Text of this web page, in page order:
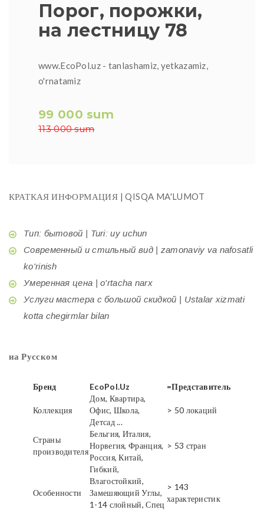
Порог, порожки,
на лестницу 78
www.EcoPol.uz - tanlashamiz, yetkazamiz,
o'rnatamiz
99 000 sum
113 000 sum
КРАТКАЯ ИНФОРМАЦИЯ | QISQA MA'LUMOT
Тип: бытовой | Turi: uy uchun
Современный и стильный вид | zamonaviy va nafosatli
ko'rinish
Умеренная цена | o'rtacha narx
Услуги мастера с большой скидкой | Ustalar xizmati
kotta chegirmlar bilan
на Русском
Бренд EcoPol.Uz =Представитель
Коллекция
Дом, Квартира,
Офис, Школа,
Детсад ...
> 50 локаций
Страны
производителя
Бельгия, Италия,
Норвегия, Франция,
Россия, Китай,
> 53 стран
Особенности
Гибкий,
Влагостойкий,
Замешяющий Углы,
1-14 слойный, Спец
> 143
характеристик